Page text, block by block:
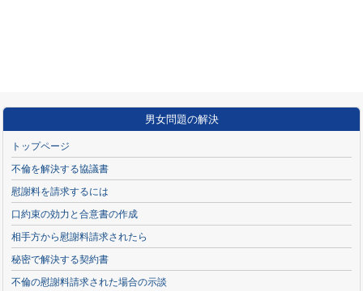
男女問題の解決
トップページ
不倫を解決する協議書
慰謝料を請求するには
口約束の効力と合意書の作成
相手方から慰謝料請求されたら
秘密で解決する契約書
不倫の慰謝料請求された場合の示談